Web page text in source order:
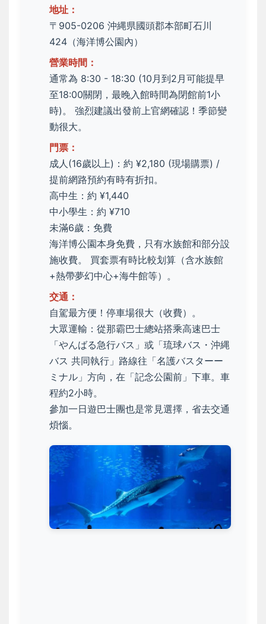
地址：
〒905-0206 沖縄県國頭郡本部町石川
424（海洋博公園內）
營業時間：
通常為 8:30 - 18:30 (10月到2月可能提早
至18:00關閉，最晚入館時間為閉館前1小
時)。 強烈建議出發前上官網確認！季節變
動很大。
門票：
成人(16歲以上)：約 ¥2,180 (現場購票) /
提前網路預約有時有折扣。
高中生：約 ¥1,440
中小學生：約 ¥710
未滿6歲：免費
海洋博公園本身免費，只有水族館和部分設
施收費。 買套票有時比較划算（含水族館
+熱帶夢幻中心+海牛館等）。
交通：
自駕最方便！停車場很大（收費）。
大眾運輸：從那霸巴士總站搭乘高速巴士
「やんばる急行バス」或「琉球バス・沖縄
バス 共同執行」路線往「名護バスターー
ミナル」方向，在「記念公園前」下車。車
程約2小時。
參加一日遊巴士團也是常見選擇，省去交通
煩惱。